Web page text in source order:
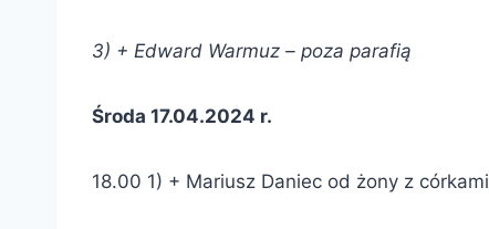
3) + Edward Warmuz – poza parafią
Środa 17.04.2024 r.
18.00 1) + Mariusz Daniec od żony z córkami